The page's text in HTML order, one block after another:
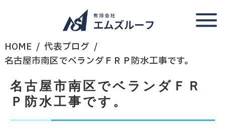
HOME
代表ブログ
名古屋市南区でベランダＦＲＰ防水工事です。
名古屋市南区でベランダＦＲ
Ｐ防水工事です。